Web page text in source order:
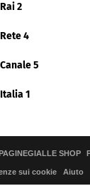
Rai 2
Rete 4
Canale 5
Italia 1
SHOP
sui cookie Aiuto